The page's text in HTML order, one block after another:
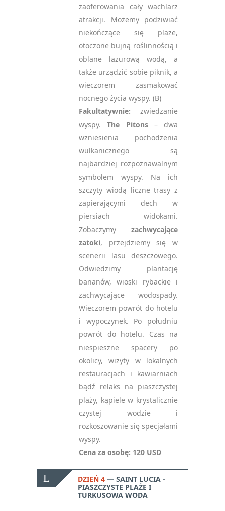
zaoferowania cały wachlarz
atrakcji. Możemy podziwiać
niekończące się plaże,
otoczone bujną roślinnością i
oblane lazurową wodą, a
także urządzić sobie piknik, a
wieczorem zasmakować
nocnego życia wyspy. (B)
Fakultatywnie: zwiedzanie
wyspy.The Pitons– dwa
wzniesienia pochodzenia
wulkanicznego są
najbardziej rozpoznawalnym
symbolem wyspy. Na ich
szczyty wiodą liczne trasy z
zapierającymi dech w
piersiach widokami.
Zobaczymy zachwycające
zatoki, przejdziemy się w
scenerii lasu deszczowego.
Odwiedzimy plantację
bananów, wioski rybackie i
zachwycające wodospady.
Wieczorem powrót do hotelu
i wypoczynek. Po południu
powrót do hotelu. Czas na
niespieszne spacery po
okolicy, wizyty w lokalnych
restauracjach i kawiarniach
bądź relaks na piaszczystej
plaży, kąpiele w krystalicznie
czystej wodzie i
rozkoszowanie się specjałami
wyspy.
Cena za osobę: 120 USD
DZIEŃ 4
SAINT LUCIA -
PIASZCZYSTE PLAŻE I
TURKUSOWA WODA